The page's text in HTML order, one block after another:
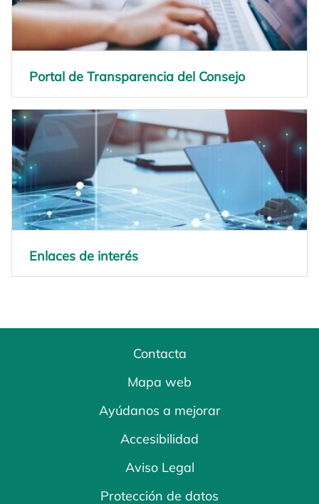
Portal de Transparencia del Consejo
Enlaces de interés
Contacta
Mapa web
Ayúdanos a mejorar
Accesibilidad
Aviso Legal
Protección de datos